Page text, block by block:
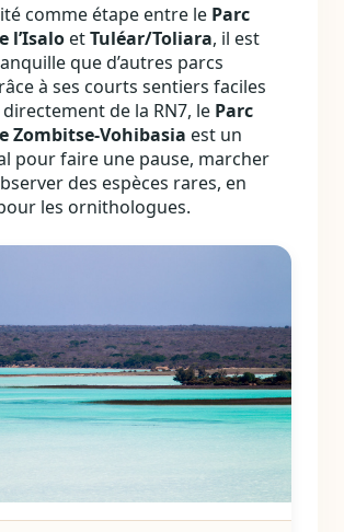
comme étape entre le Parc
l’Isalo etTuléar/Toliara, il est
que d’autres parcs
à ses courts sentiers faciles
de la RN7, le Parc
Zombitse‑Vohibasia est un
pour faire une pause, marcher
des espèces rares, en
les ornithologues.